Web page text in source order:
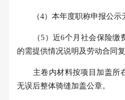
（4）本年度职称申报公示
（5）近6个月社会保险缴
的需提供情况说明及劳动合同复
主卷内材料按项目加盖所
无误后整体骑缝加盖公章。